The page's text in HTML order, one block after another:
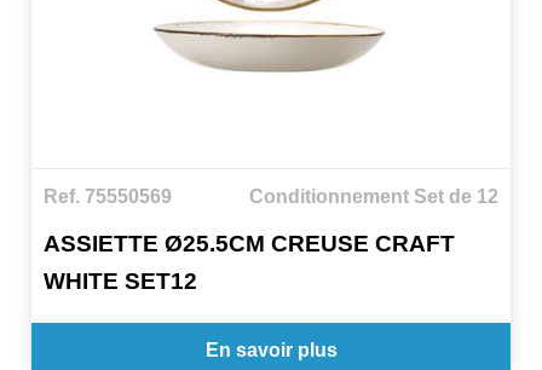
Ref. 75550569 Conditionnement Set de 12
ASSIETTE Ø25.5CM CREUSE CRAFT
WHITE SET12
En savoir plus